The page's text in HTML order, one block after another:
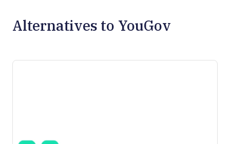
Alternatives to YouGov